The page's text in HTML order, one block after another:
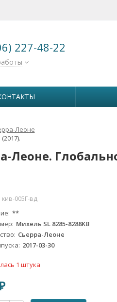
227-48-22
Леоне
Леоне.
кив-005Г-вд
**
Михель SL 8285-8288KB
Сьерра-Леоне
2017-03-30
1 штука